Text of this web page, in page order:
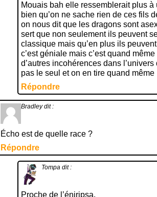
Mouais bah elle ressemblerait plus
bien qu’on ne sache rien de ces fils
on nous dit que les dragons sont
sert que non seulement ils peuvent
classique mais qu’en plus ils
c’est géniale mais c’est quand
d’autres incohérences dans
pas le seul et on en tire quand
Répondre
Bradley dit :
Écho est de quelle race ?
Répondre
Tompa dit :
Proche de l’éniripsa.